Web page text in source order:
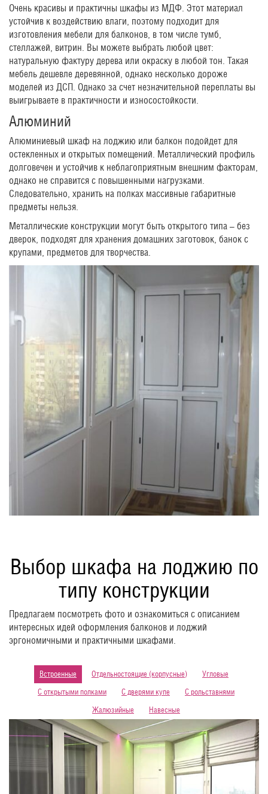
Очень красивы и практичны шкафы из МДФ. Этот материал
устойчив к воздействию влаги, поэтому подходит для
изготовления мебели для балконов, в том числе тумб,
стеллажей, витрин. Вы можете выбрать любой цвет:
натуральную фактуру дерева или окраску в любой тон. Такая
мебель дешевле деревянной, однако несколько дороже
моделей из ДСП. Однако за счет незначительной переплаты вы
выигрываете в практичности и износостойкости.
Алюминий
Алюминиевый шкаф на лоджию или балкон подойдет для
остекленных и открытых помещений. Металлический профиль
долговечен и устойчив к неблагоприятным внешним факторам,
однако не справится с повышенными нагрузками.
Следовательно, хранить на полках массивные габаритные
предметы нельзя.
Металлические конструкции могут быть открытого типа – без
дверок, подходят для хранения домашних заготовок, банок с
крупами, предметов для творчества.
Выбор шкафа на лоджию по
типу конструкции
Предлагаем посмотреть фото и ознакомиться с описанием
интересных идей оформления балконов и лоджий
эргономичными и практичными шкафами.
Встроенные Отдельностоящие (корпусные)
Угловые
С открытыми полками
С дверями купе
С рольставнями
Жалюзийные
Навесные